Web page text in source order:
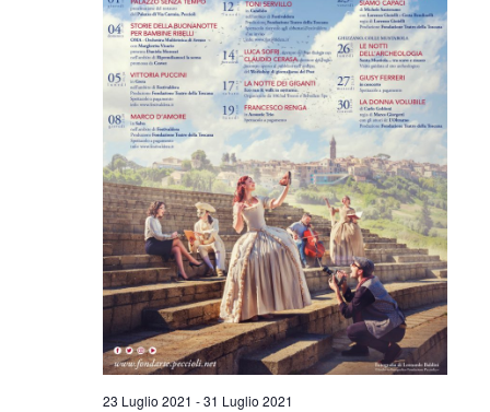
i
s
t
e
N
a
v
i
g
z
i
n
e
23 Luglio 2021 -31 Luglio 2021